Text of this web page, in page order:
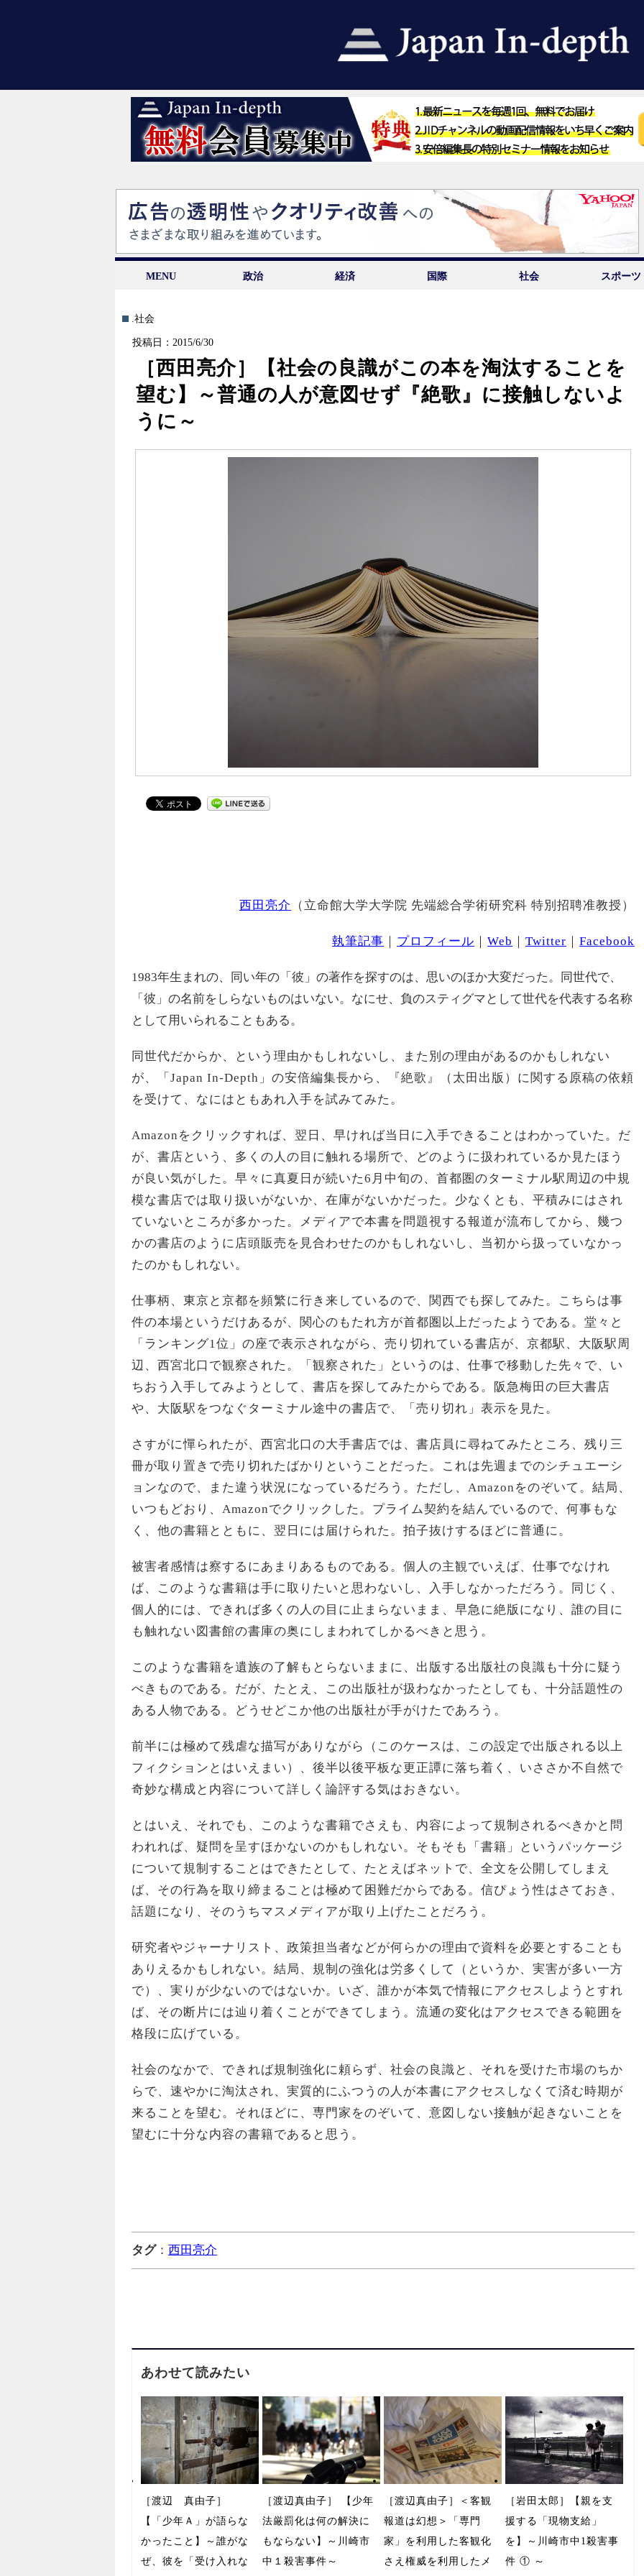
MENU 政治 経済 国際 社会 スポーツ
.社会
投稿日：2015/6/30
［西田亮介］【社会の良識がこの本を淘汰することを
望む】～普通の人が意図せず『絶歌』に接触しないよ
うに～
西田亮介 （立命館大学大学院 先端総合学術研究科 特別招聘准教授）
執筆記事 ｜ プロフィール ｜ Web ｜ Twitter ｜ Facebook
1983年生まれの、同い年の「彼」の著作を探すのは、思いのほか大変だった。同世代で、
「彼」の名前をしらないものはいない。なにせ、負のスティグマとして世代を代表する名称
として用いられることもある。
同世代だからか、という理由かもしれないし、また別の理由があるのかもしれない
が、「Japan In-Depth」の安倍編集長から、『絶歌』（太田出版）に関する原稿の依頼
を受けて、なにはともあれ入手を試みてみた。
Amazonをクリックすれば、翌日、早ければ当日に入手できることはわかっていた。だ
が、書店という、多くの人の目に触れる場所で、どのように扱われているか見たほう
が良い気がした。早々に真夏日が続いた6月中旬の、首都圏のターミナル駅周辺の中規
模な書店では取り扱いがないか、在庫がないかだった。少なくとも、平積みにはされ
ていないところが多かった。メディアで本書を問題視する報道が流布してから、幾つ
かの書店のように店頭販売を見合わせたのかもしれないし、当初から扱っていなかっ
たのかもしれない。
仕事柄、東京と京都を頻繁に行き来しているので、関西でも探してみた。こちらは事
件の本場というだけあるが、関心のもたれ方が首都圏以上だったようである。堂々と
「ランキング1位」の座で表示されながら、売り切れている書店が、京都駅、大阪駅周
辺、西宮北口で観察された。「観察された」というのは、仕事で移動した先々で、い
ちおう入手してみようとして、書店を探してみたからである。阪急梅田の巨大書店
や、大阪駅をつなぐターミナル途中の書店で、「売り切れ」表示を見た。
さすがに憚られたが、西宮北口の大手書店では、書店員に尋ねてみたところ、残り三
冊が取り置きで売り切れたばかりということだった。これは先週までのシチュエーシ
ョンなので、また違う状況になっているだろう。ただし、Amazonをのぞいて。結局、
いつもどおり、Amazonでクリックした。プライム契約を結んでいるので、何事もな
く、他の書籍とともに、翌日には届けられた。拍子抜けするほどに普通に。
被害者感情は察するにあまりあるものである。個人の主観でいえば、仕事でなけれ
ば、このような書籍は手に取りたいと思わないし、入手しなかっただろう。同じく、
個人的には、できれば多くの人の目に止まらないまま、早急に絶版になり、誰の目に
も触れない図書館の書庫の奥にしまわれてしかるべきと思う。
このような書籍を遺族の了解もとらないままに、出版する出版社の良識も十分に疑う
べきものである。だが、たとえ、この出版社が扱わなかったとしても、十分話題性の
ある人物である。どうせどこか他の出版社が手がけたであろう。
前半には極めて残虐な描写がありながら（このケースは、この設定で出版される以上
フィクションとはいえまい）、後半以後平板な更正譚に落ち着く、いささか不自然で
奇妙な構成と内容について詳しく論評する気はおきない。
とはいえ、それでも、このような書籍でさえも、内容によって規制されるべきかと問
われれば、疑問を呈すほかないのかもしれない。そもそも「書籍」というパッケージ
について規制することはできたとして、たとえばネットで、全文を公開してしまえ
ば、その行為を取り締まることは極めて困難だからである。信ぴょう性はさておき、
話題になり、そのうちマスメディアが取り上げたことだろう。
研究者やジャーナリスト、政策担当者などが何らかの理由で資料を必要とすることも
ありえるかもしれない。結局、規制の強化は労多くして（というか、実害が多い一方
で）、実りが少ないのではないか。いざ、誰かが本気で情報にアクセスしようとすれ
ば、その断片には辿り着くことができてしまう。流通の変化はアクセスできる範囲を
格段に広げている。
社会のなかで、できれば規制強化に頼らず、社会の良識と、それを受けた市場のちか
らで、速やかに淘汰され、実質的にふつうの人が本書にアクセスしなくて済む時期が
来ることを望む。それほどに、専門家をのぞいて、意図しない接触が起きないことを
望むに十分な内容の書籍であると思う。
タグ： 西田亮介
あわせて読みたい
［渡辺 真由子］
【「少年Ａ」が語らな
かったこと】～誰がな
ぜ、彼を「受け入れな
［渡辺真由子］ 【少年
法厳罰化は何の解決に
もならない】～川崎市
中１殺害事件～
［渡辺真由子］＜客観
報道は幻想＞「専門
家」を利用した客観化
さえ権威を利用したメ
［岩田太郎］【親を支
援する「現物支給」
を】～川崎市中1殺害事
件 ① ～